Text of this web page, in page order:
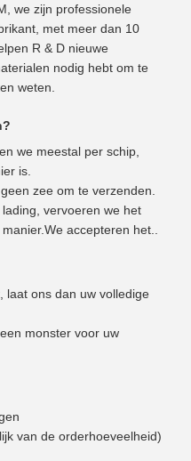
we zijn professionele
met meer dan 10
R & D nieuwe
nodig hebt om te
weten.
we meestal per schip,
is.
zee om te verzenden.
vervoeren we het
accepteren het..
laat ons dan uw volledige
monster voor uw
van de orderhoeveelheid)